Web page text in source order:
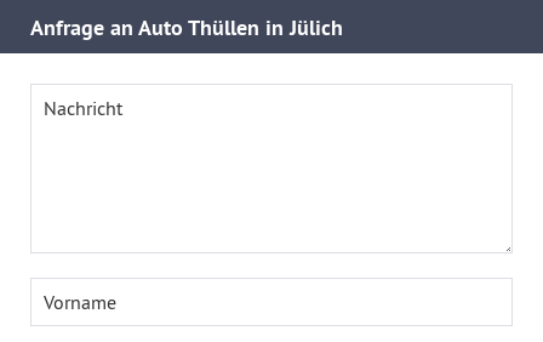
Anfrage an Auto Thüllen in Jülich
Nachricht
Vorname